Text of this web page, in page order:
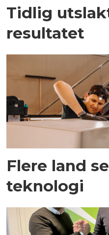
Tidlig
resultatet
Flere land
teknologi